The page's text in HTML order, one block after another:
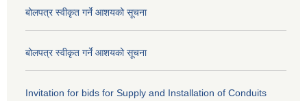
बोलपत्र स्वीकृत गर्ने आशयको सूचना
बोलपत्र स्वीकृत गर्ने आशयको सूचना
Invitation for bids for Supply and Installation of Conduits